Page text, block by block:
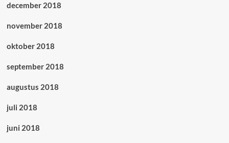
december 2018
november 2018
oktober 2018
september 2018
augustus 2018
juli 2018
juni 2018